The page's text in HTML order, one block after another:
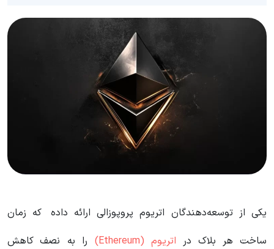
یکی از توسعه‌دهندگان اتریوم پروپوزالی ارائه داده که زمان
ساخت هر بلاک در اتریوم (Ethereum)
را به نصف کاهش